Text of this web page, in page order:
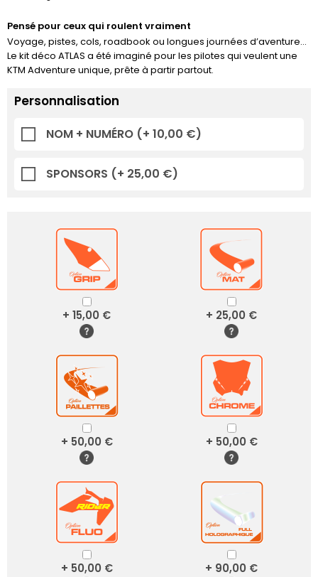
Pensé pour ceux qui roulent vraiment
Voyage, pistes, cols, roadbook ou longues journées d’aventure…
Le kit déco ATLAS a été imaginé pour les pilotes qui veulent une
KTM Adventure unique, prête à partir partout.
Personnalisation
NOM + NUMÉRO (+ 10,00 €)
SPONSORS (+ 25,00 €)
+ 15,00 € + 25,00 €
+ 50,00 € + 50,00 €
+ 50,00 € + 90,00 €